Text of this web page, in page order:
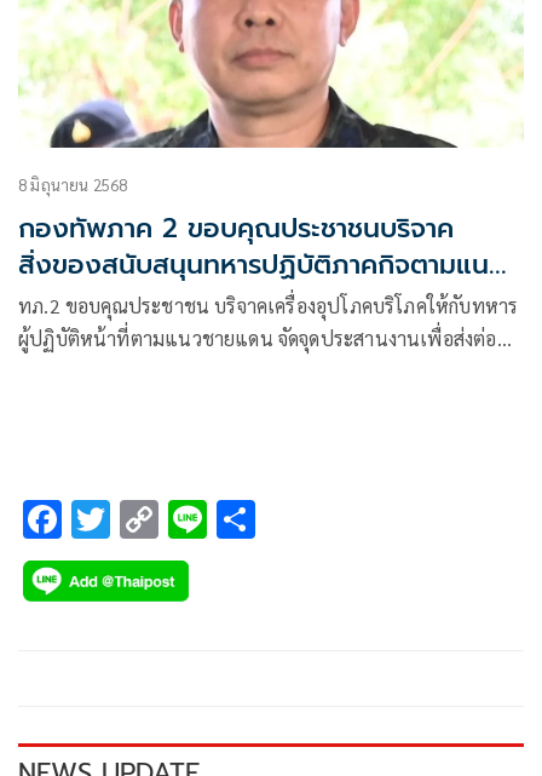
8 มิถุนายน 2568
กองทัพภาค 2 ขอบคุณประชาชนบริจาค
สิ่งของสนับสนุนทหารปฏิบัติภาคกิจตามแนว
ชายแดน
ทภ.2 ขอบคุณประชาชน บริจาคเครื่องอุปโภคบริโภคให้กับทหาร
ผู้ปฏิบัติหน้าที่ตามแนวชายแดน จัดจุดประสานงานเพื่อส่งต่อ
F
ac
e
k
T
wi
tt
C
o
p
k
Li